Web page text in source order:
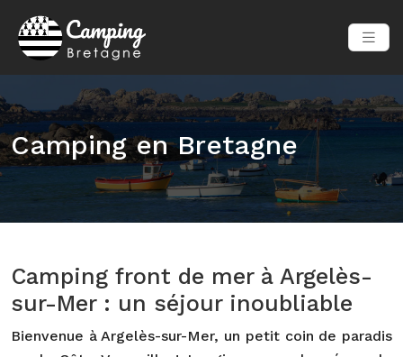
Camping en Bretagne
Camping front de mer à Argelès-
sur-Mer : un séjour inoubliable
Bienvenue à Argelès-sur-Mer, un petit coin de paradis